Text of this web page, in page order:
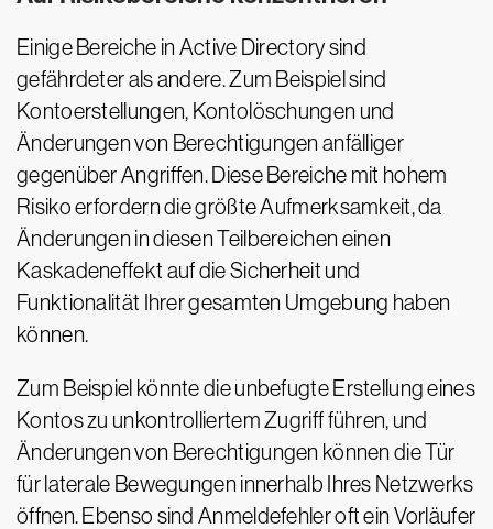
Einige Bereiche in Active Directory sind
gefährdeter als andere. Zum Beispiel sind
Kontoerstellungen, Kontolöschungen und
Änderungen von Berechtigungen anfälliger
gegenüber Angriffen. Diese Bereiche mit hohem
Risiko erfordern die größte Aufmerksamkeit, da
Änderungen in diesen Teilbereichen einen
Kaskadeneffekt auf die Sicherheit und
Funktionalität Ihrer gesamten Umgebung haben
können.
Zum Beispiel könnte die unbefugte Erstellung eines
Kontos zu unkontrolliertem Zugriff führen, und
Änderungen von Berechtigungen können die Tür
für laterale Bewegungen innerhalb Ihres Netzwerks
öffnen. Ebenso sind Anmeldefehler oft ein Vorläufer